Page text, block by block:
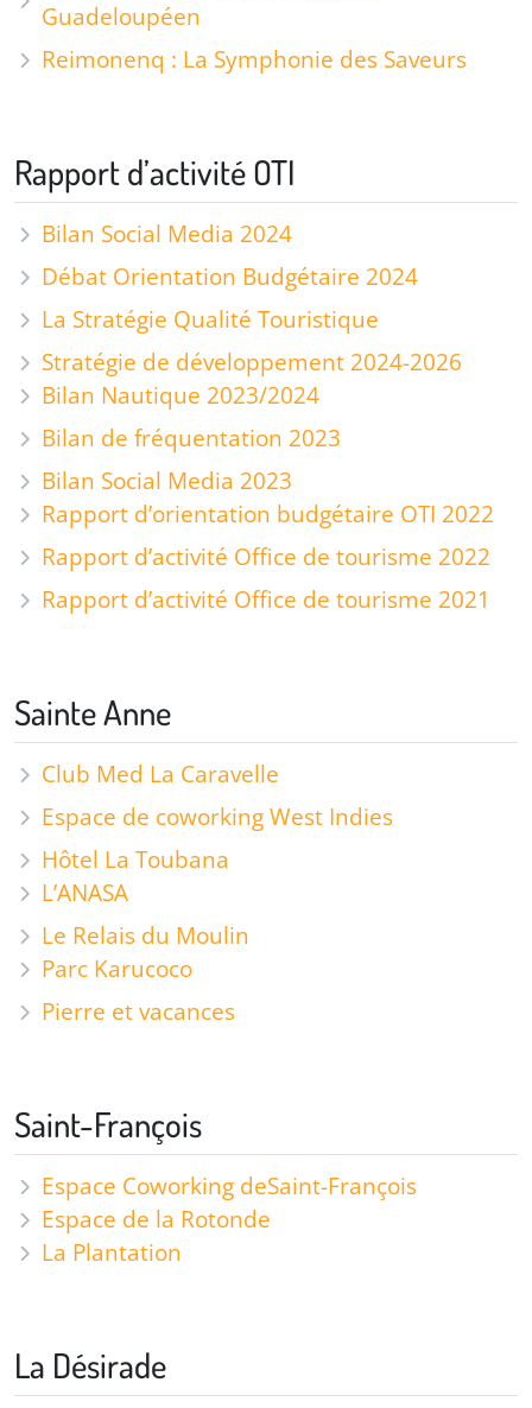
Guadeloupéen
Reimonenq : La Symphonie des Saveurs
Rapport d’activité OTI
Bilan Social Media 2024
Débat Orientation Budgétaire 2024
La Stratégie Qualité Touristique
Stratégie de développement 2024-2026
Bilan Nautique 2023/2024
Bilan de fréquentation 2023
Bilan Social Media 2023
Rapport d’orientation budgétaire OTI 2022
Rapport d’activité Office de tourisme 2022
Rapport d’activité Office de tourisme 2021
Sainte Anne
Club Med La Caravelle
Espace de coworking West Indies
Hôtel La Toubana
L’ANASA
Le Relais du Moulin
Parc Karucoco
Pierre et vacances
Saint-François
Espace Coworking deSaint-François
Espace de la Rotonde
La Plantation
La Désirade